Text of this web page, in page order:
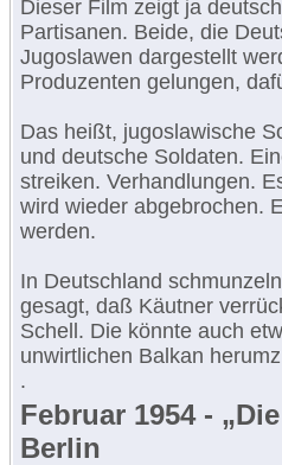
Dieser Film zeigt ja
Partisanen. Beide, die
Jugoslawen dargestellt
Produzenten gelungen,
Das heißt, jugoslawische
und deutsche Soldaten.
streiken. Verhandlungen.
wird wieder abgebrochen.
werden.
In Deutschland
gesagt, daß Käutner
Schell. Die könnte auch
unwirtlichen Balkan
.
Februar 1954 -
Berlin